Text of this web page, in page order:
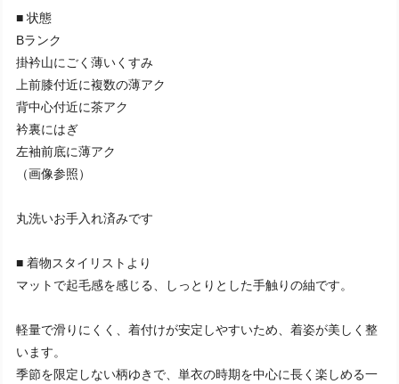
■ 状態
Bランク
掛衿山にごく薄いくすみ
上前膝付近に複数の薄アク
背中心付近に茶アク
衿裏にはぎ
左袖前底に薄アク
（画像参照）
丸洗いお手入れ済みです
■ 着物スタイリストより
マットで起毛感を感じる、しっとりとした手触りの紬です。
軽量で滑りにくく、着付けが安定しやすいため、着姿が美しく整
います。
季節を限定しない柄ゆきで、単衣の時期を中心に長く楽しめる一